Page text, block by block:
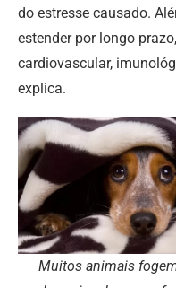
do estresse causado.
estender por longo
cardiovascular,
explica.
Muitos animais